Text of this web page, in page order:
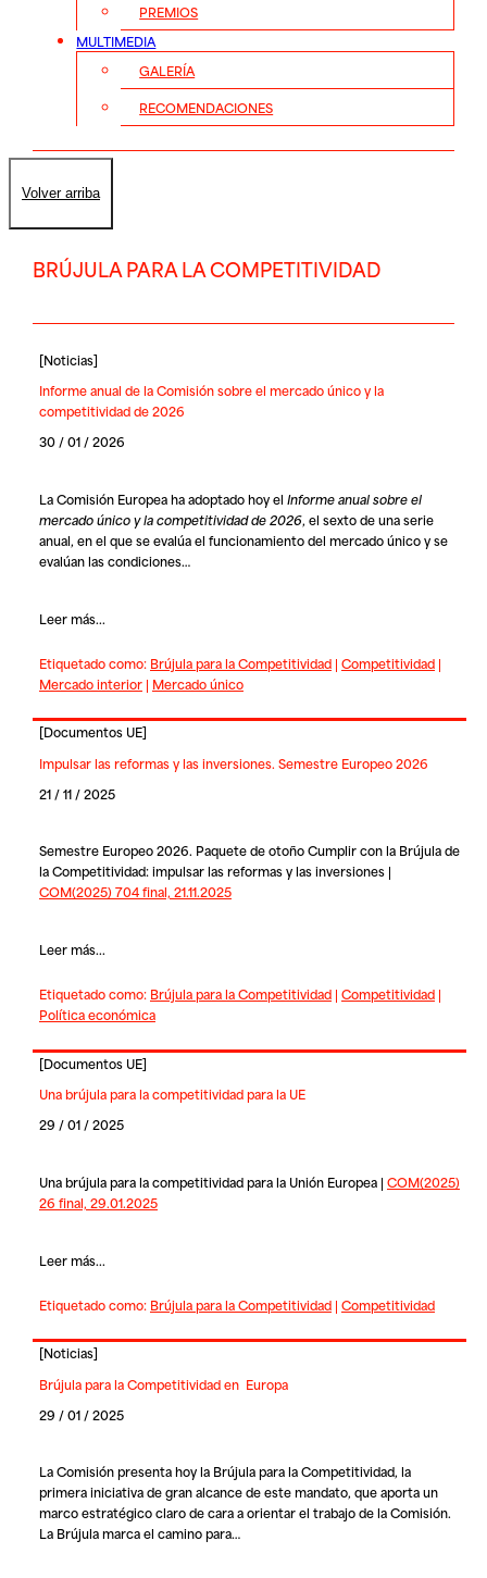
PREMIOS
MULTIMEDIA
GALERÍA
RECOMENDACIONES
Volver arriba
BRÚJULA PARA LA COMPETITIVIDAD
[Noticias]
Informe anual de la Comisión sobre el mercado único y la
competitividad de 2026
30 / 01 / 2026
La Comisión Europea ha adoptado hoy el Informe anual sobre el
mercado único y la competitividad de 2026, el sexto de una serie
anual, en el que se evalúa el funcionamiento del mercado único y se
evalúan las condiciones…
Leer más...
Etiquetado como: Brújula para la Competitividad| Competitividad|
Mercado interior| Mercado único
[Documentos UE]
Impulsar las reformas y las inversiones. Semestre Europeo 2026
21 / 11 / 2025
Semestre Europeo 2026. Paquete de otoño Cumplir con la Brújula de
la Competitividad: impulsar las reformas y las inversiones |
COM(2025) 704 final, 21.11.2025
Leer más...
Etiquetado como: Brújula para la Competitividad| Competitividad|
Política económica
[Documentos UE]
Una brújula para la competitividad para la UE
29 / 01 / 2025
Una brújula para la competitividad para la Unión Europea | COM(2025)
26 final, 29.01.2025
Leer más...
Etiquetado como: Brújula para la Competitividad| Competitividad
[Noticias]
Brújula para la Competitividad en Europa
29 / 01 / 2025
La Comisión presenta hoy la Brújula para la Competitividad, la
primera iniciativa de gran alcance de este mandato, que aporta un
marco estratégico claro de cara a orientar el trabajo de la Comisión.
La Brújula marca el camino para…